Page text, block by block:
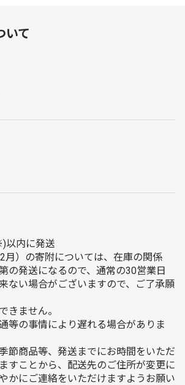
いて
以内に発送
）の寄附については、在庫の関係
の発送になるので、通常の30営業日
ない場合がございますので、ご了承願
きません。
等の事情により遅れる場合がありま
節商品等、発送までにお時間をいただ
すことから、配送先のご住所が変更に
かにご連絡をいただけますようお願い